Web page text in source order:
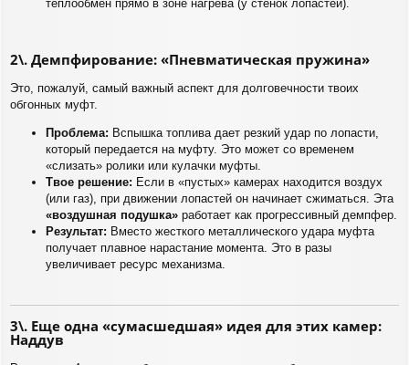
теплообмен прямо в зоне нагрева (у стенок лопастей).
2\. Демпфирование: «Пневматическая пружина»
Это, пожалуй, самый важный аспект для долговечности твоих
обгонных муфт.
Проблема: Вспышка топлива дает резкий удар по лопасти,
который передается на муфту. Это может со временем
«слизать» ролики или кулачки муфты.
Твое решение: Если в «пустых» камерах находится воздух
(или газ), при движении лопастей он начинает сжиматься. Эта
«воздушная подушка» работает как прогрессивный демпфер.
Результат: Вместо жесткого металлического удара муфта
получает плавное нарастание момента. Это в разы
увеличивает ресурс механизма.
3\. Еще одна «сумасшедшая» идея для этих камер:
Наддув